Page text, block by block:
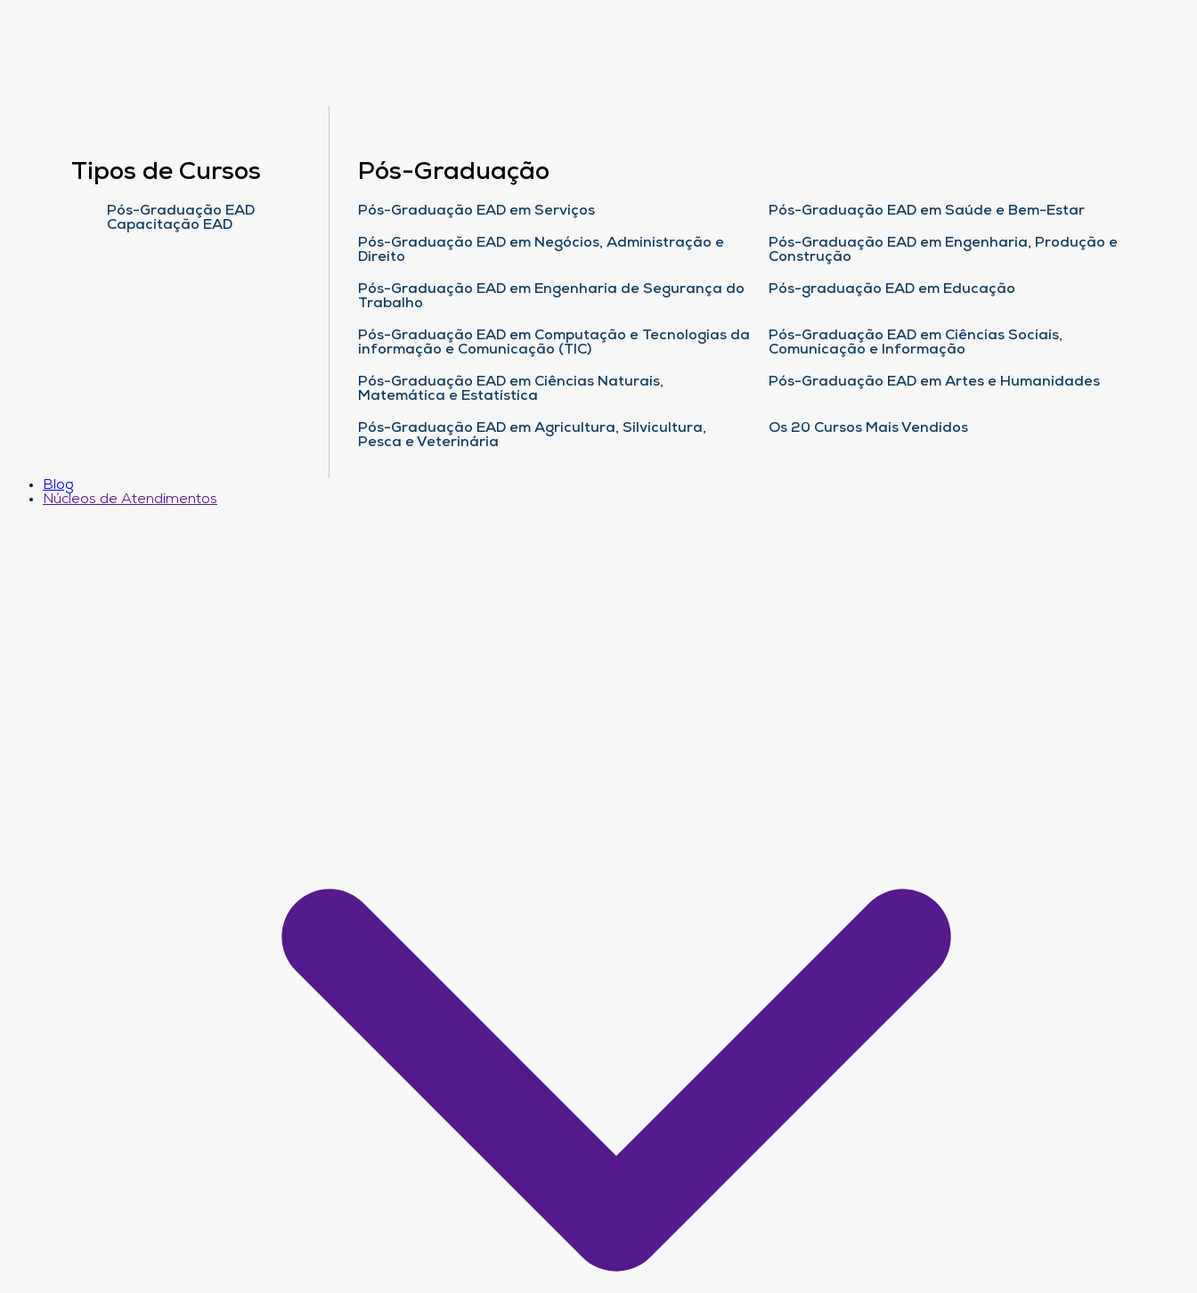
Tipos de Cursos
Pós-Graduação EAD
Capacitação EAD
Pós-Graduação
Pós-Graduação EAD em Serviços Pós-Graduação EAD em Saúde e Bem-Estar
Pós-Graduação EAD em Negócios, Administração e
Direito
Pós-Graduação EAD em Engenharia, Produção e
Construção
Pós-Graduação EAD em Engenharia de Segurança do
Trabalho
Pós-graduação EAD em Educação
Pós-Graduação EAD em Computação e Tecnologias da
informação e Comunicação (TIC)
Pós-Graduação EAD em Ciências Sociais,
Comunicação e Informação
Pós-Graduação EAD em Ciências Naturais,
Matemática e Estatística
Pós-Graduação EAD em Artes e Humanidades
Pós-Graduação EAD em Agricultura, Silvicultura,
Pesca e Veterinária
Os 20 Cursos Mais Vendidos
Blog
Núcleos de Atendimentos